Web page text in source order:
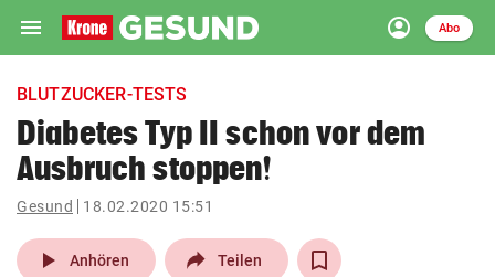
menu Navigation
ein-/ausklappen
account_circle
Anmelden
Abo
close Schließen
account_circle Anmelden
pin_drop
Wien arrow_right
BLUTZUCKER-TESTS
Diabetes Typ II schon vor dem
Ausbruch stoppen!
Gesund 18.02.2020 15:51
play_arrow Anhören Teilen